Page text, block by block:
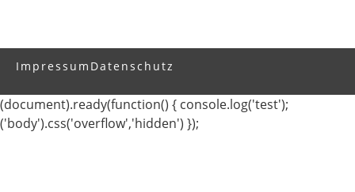
Impressum Datenschutz
(document).ready(function() { console.log('test');
('body').css('overflow','hidden') });